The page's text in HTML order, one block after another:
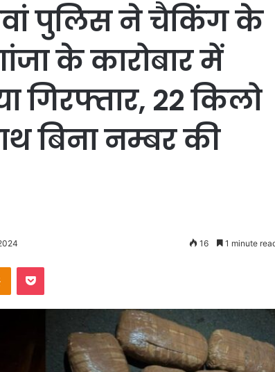
पुलिस ने चैकिंग के
के कारोबार में
गिरफ्तार, 22 किलो
बिना नम्बर की
16 1 minute